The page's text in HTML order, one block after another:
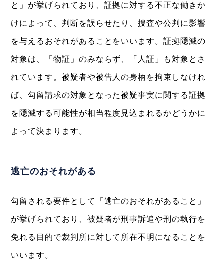
と」が挙げられており、証拠に対する不正な働きか
けによって、判断を誤らせたり、捜査や公判に影響
を与えるおそれがあることをいいます。証拠隠滅の
対象は、「物証」のみならず、「人証」も対象とさ
れています。被疑者や被告人の身柄を拘束しなけれ
ば、勾留請求の対象となった被疑事実に関する証拠
を隠滅する可能性が相当程度見込まれるかどうかに
よって決まります。
逃亡のおそれがある
勾留される要件として「逃亡のおそれがあること」
が挙げられており、被疑者が刑事訴追や刑の執行を
免れる目的で裁判所に対して所在不明になることを
いいます。